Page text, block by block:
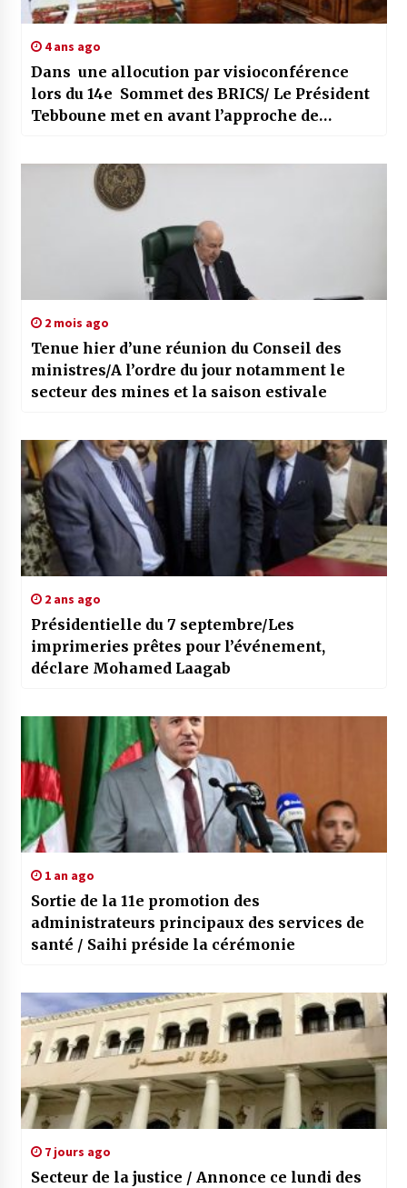
4 ans ago
Dans une allocution par visioconférence
lors du 14e Sommet des BRICS/ Le Président
Tebboune met en avant l’approche de
ordre économique
2 mois ago
Tenue hier d’une réunion du Conseil des
ministres/A l’ordre du jour notamment le
secteur des mines et la saison estivale
2 ans ago
Présidentielle du 7 septembre/Les
imprimeries prêtes pour l’événement,
déclare Mohamed Laagab
1 an ago
Sortie de la 11e promotion des
administrateurs principaux des services de
santé / Saihi préside la cérémonie
7 jours ago
Secteur de la justice / Annonce ce lundi des